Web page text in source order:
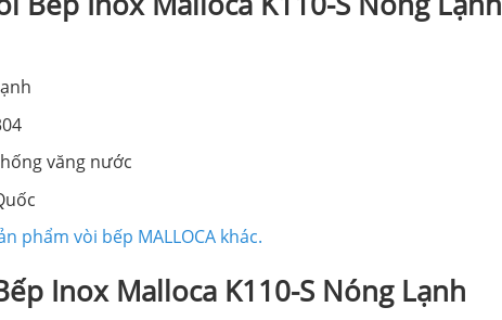
văng nước
phẩm vòi bếp MALLOCA khác.
Inox Malloca K110-S Nóng Lạnh